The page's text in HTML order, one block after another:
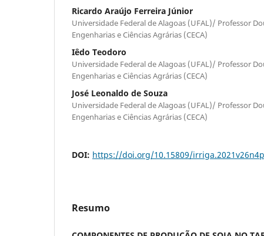
Ricardo Araújo Ferreira Júnior
Universidade Federal de Alagoas (UFAL)/ Professor
Engenharias e Ciências Agrárias (CECA)
Iêdo Teodoro
Universidade Federal de Alagoas (UFAL)/ Professor
Engenharias e Ciências Agrárias (CECA)
José Leonaldo de Souza
Universidade Federal de Alagoas (UFAL)/ Professor
Engenharias e Ciências Agrárias (CECA)
DOI: https://doi.org/10.15809/
Resumo